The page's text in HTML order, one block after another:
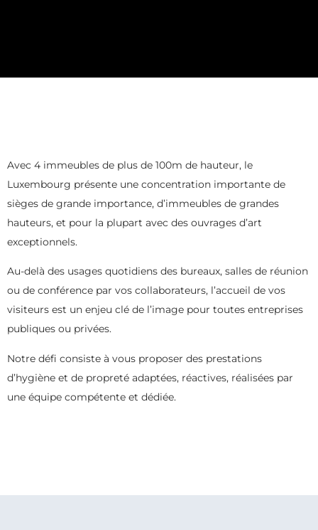
Avec 4 immeubles de plus de 100m de hauteur, le
Luxembourg présente une concentration importante de
sièges de grande importance, d’immeubles de grandes
hauteurs, et pour la plupart avec des ouvrages d’art
exceptionnels.
Au-delà des usages quotidiens des bureaux, salles de réunion
ou de conférence par vos collaborateurs, l’accueil de vos
visiteurs est un enjeu clé de l’image pour toutes entreprises
publiques ou privées.
Notre défi consiste à vous proposer des prestations
d’hygiène et de propreté adaptées, réactives, réalisées par
une équipe compétente et dédiée.